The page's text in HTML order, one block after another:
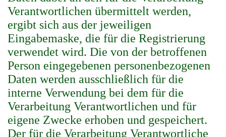
Verantwortlichen übermittelt werden,
ergibt sich aus der jeweiligen
Eingabemaske, die für die Registrierung
verwendet wird. Die von der betroffenen
Person eingegebenen personenbezogenen
Daten werden ausschließlich für die
interne Verwendung bei dem für die
Verarbeitung Verantwortlichen und für
eigene Zwecke erhoben und gespeichert.
Der für die Verarbeitung Verantwortliche